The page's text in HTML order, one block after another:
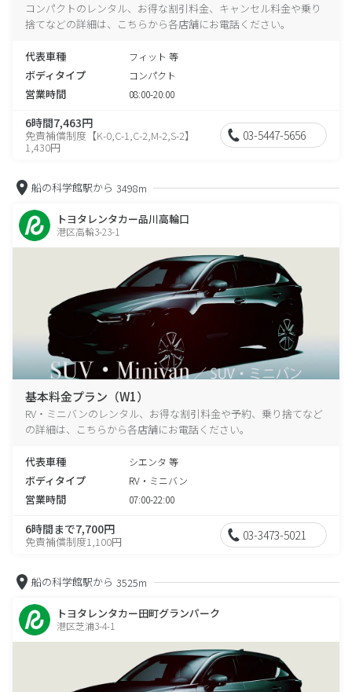
コンパクトのレンタル、お得な割引料金、キャンセル料金や乗り
捨てなどの詳細は、こちらから各店舗にお電話ください。
代表車種 フィット 等
ボディタイプ コンパクト
営業時間 08:00-20:00
6時間7,463円
免責補償制度【K-0,C-1,C-2,M-2,S-2】
1,430円
03-5447-5656
船の科学館駅から 3498m
トヨタレンタカー品川高輪口
港区高輪3-23-1
基本料金プラン（W1）
RV・ミニバンのレンタル、お得な割引料金や予約、乗り捨てなど
の詳細は、こちらから各店舗にお電話ください。
代表車種 シエンタ 等
ボディタイプ RV・ミニバン
営業時間 07:00-22:00
6時間まで7,700円
免責補償制度1,100円 03-3473-5021
船の科学館駅から 3525m
トヨタレンタカー田町グランパーク
港区芝浦3-4-1